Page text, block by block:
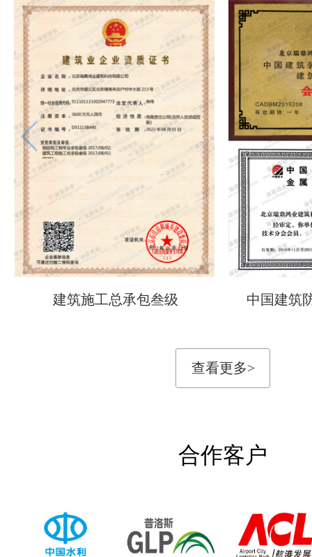
建筑施工总承包叁级 中国建筑
查看更多>
合作客户